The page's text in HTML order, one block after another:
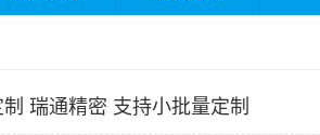
瑞通精密 支持小批量定制